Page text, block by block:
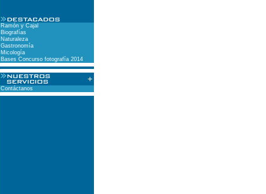
Ramón y Cajal
Biografías
Naturaleza
Gastronomía
Micología
Bases Concurso fotografía 2014
Contáctanos